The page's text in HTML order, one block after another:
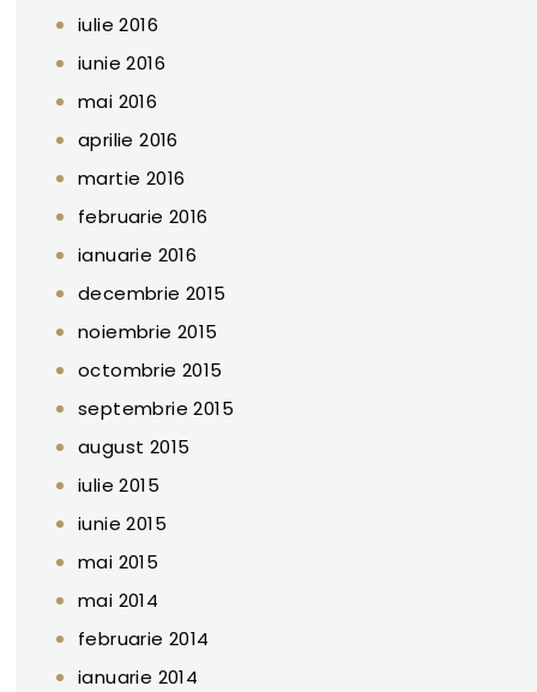
iulie 2016
iunie 2016
mai 2016
aprilie 2016
martie 2016
februarie 2016
ianuarie 2016
decembrie 2015
noiembrie 2015
octombrie 2015
septembrie 2015
august 2015
iulie 2015
iunie 2015
mai 2015
mai 2014
februarie 2014
ianuarie 2014